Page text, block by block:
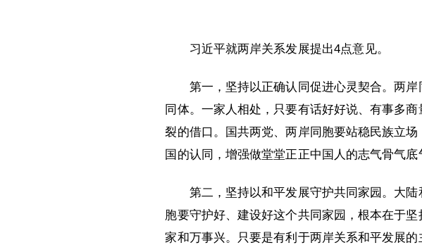
习近平就两岸关系发展提出4点意见。
第一，坚持以正确认同促进心灵契合。两
同体。一家人相处，只要有话好好说、有事多
裂的借口。国共两党、两岸同胞要站稳民族立
国的认同，增强做堂堂正正中国人的志气骨气底
第二，坚持以和平发展守护共同家园。大
胞要守护好、建设好这个共同家园，根本在于坚
家和万事兴。只要是有利于两岸关系和平发展